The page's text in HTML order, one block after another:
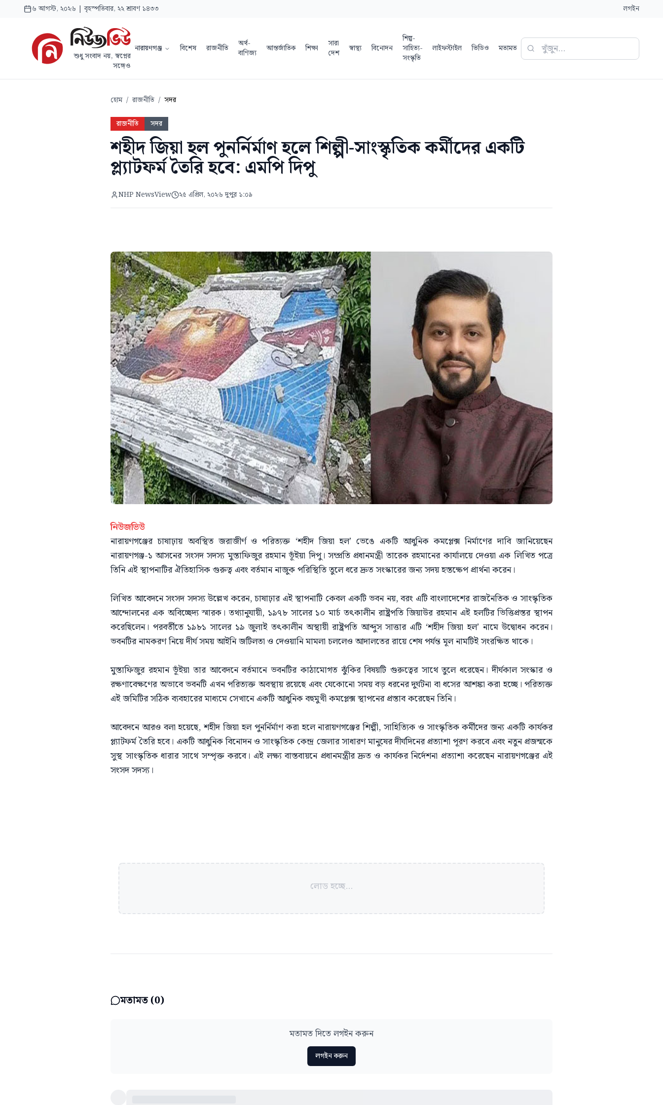
৬ আগস্ট, ২০২৬ | বৃহস্পতিবার, ২২ শ্রাবণ ১৪৩৩ লগইন
শুধু সংবাদ নয়, স্বপ্নের
সঙ্গেও
নারায়ণগঞ্জ বিশেষ রাজনীতি
অর্থ-
বাণিজ্য
আন্তর্জাতিক শিক্ষা
সারা
দেশ
স্বাস্থ্য বিনোদন
শিল্প-
সাহিত্য-
সংস্কৃতি
লাইফস্টাইল ভিডিও মতামত
হোম / রাজনীতি / সদর
রাজনীতি সদর
শহীদ জিয়া হল পুনর্নির্মাণ হলে শিল্পী-সাংস্কৃতিক কর্মীদের একটি
প্ল্যাটফর্ম তৈরি হবে: এমপি দিপু
NHP NewsView ২৫ এপ্রিল, ২০২৬ দুপুর ১:০৯
নিউজভিউ
নারায়ণগঞ্জের চাষাঢ়ায় অবস্থিত জরাজীর্ণ ও পরিত্যক্ত ‘শহীদ জিয়া হল’ ভেঙে একটি আধুনিক কমপ্লেক্স নির্মাণের দাবি জানিয়েছেন
নারায়ণগঞ্জ-১ আসনের সংসদ সদস্য মুস্তাফিজুর রহমান ভূঁইয়া দিপু। সম্প্রতি প্রধানমন্ত্রী তারেক রহমানের কার্যালয়ে দেওয়া এক লিখিত পত্রে
তিনি এই স্থাপনাটির ঐতিহাসিক গুরুত্ব এবং বর্তমান নাজুক পরিস্থিতি তুলে ধরে দ্রুত সংস্কারের জন্য সদয় হস্তক্ষেপ প্রার্থনা করেন।
লিখিত আবেদনে সংসদ সদস্য উল্লেখ করেন, চাষাঢ়ার এই স্থাপনাটি কেবল একটি ভবন নয়, বরং এটি বাংলাদেশের রাজনৈতিক ও সাংস্কৃতিক
আন্দোলনের এক অবিচ্ছেদ্য স্মারক। তথ্যানুযায়ী, ১৯৭৮ সালের ১০ মার্চ তৎকালীন রাষ্ট্রপতি জিয়াউর রহমান এই হলটির ভিত্তিপ্রস্তর স্থাপন
করেছিলেন। পরবর্তীতে ১৯৮১ সালের ১৯ জুলাই তৎকালীন অস্থায়ী রাষ্ট্রপতি আব্দুস সাত্তার এটি ‘শহীদ জিয়া হল’ নামে উদ্বোধন করেন।
ভবনটির নামকরণ নিয়ে দীর্ঘ সময় আইনি জটিলতা ও দেওয়ানি মামলা চললেও আদালতের রায়ে শেষ পর্যন্ত মূল নামটিই সংরক্ষিত থাকে।
মুস্তাফিজুর রহমান ভূঁইয়া তার আবেদনে বর্তমানে ভবনটির কাঠামোগত ঝুঁকির বিষয়টি গুরুত্বের সাথে তুলে ধরেছেন। দীর্ঘকাল সংস্কার ও
রক্ষণাবেক্ষণের অভাবে ভবনটি এখন পরিত্যক্ত অবস্থায় রয়েছে এবং যেকোনো সময় বড় ধরনের দুর্ঘটনা বা ধসের আশঙ্কা করা হচ্ছে। পরিত্যক্ত
এই জমিটির সঠিক ব্যবহারের মাধ্যমে সেখানে একটি আধুনিক বহুমুখী কমপ্লেক্স স্থাপনের প্রস্তাব করেছেন তিনি।
আবেদনে আরও বলা হয়েছে, শহীদ জিয়া হল পুনর্নির্মাণ করা হলে নারায়ণগঞ্জের শিল্পী, সাহিত্যিক ও সাংস্কৃতিক কর্মীদের জন্য একটি কার্যকর
প্ল্যাটফর্ম তৈরি হবে। একটি আধুনিক বিনোদন ও সাংস্কৃতিক কেন্দ্র জেলার সাধারণ মানুষের দীর্ঘদিনের প্রত্যাশা পূরণ করবে এবং নতুন প্রজন্মকে
সুস্থ সাংস্কৃতিক ধারার সাথে সম্পৃক্ত করবে। এই লক্ষ্য বাস্তবায়নে প্রধানমন্ত্রীর দ্রুত ও কার্যকর নির্দেশনা প্রত্যাশা করেছেন নারায়ণগঞ্জের এই
সংসদ সদস্য।
লোড হচ্ছে...
মতামত (0)
মতামত দিতে লগইন করুন
লগইন করুন